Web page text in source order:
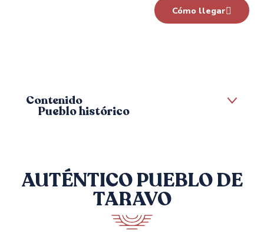
Cómo llegar
Contenido
Pueblo histórico
Terrenos agrícolas
Escapadas y actividades
gastronómicas
AUTÉNTICO PUEBLO DE
TARAVO